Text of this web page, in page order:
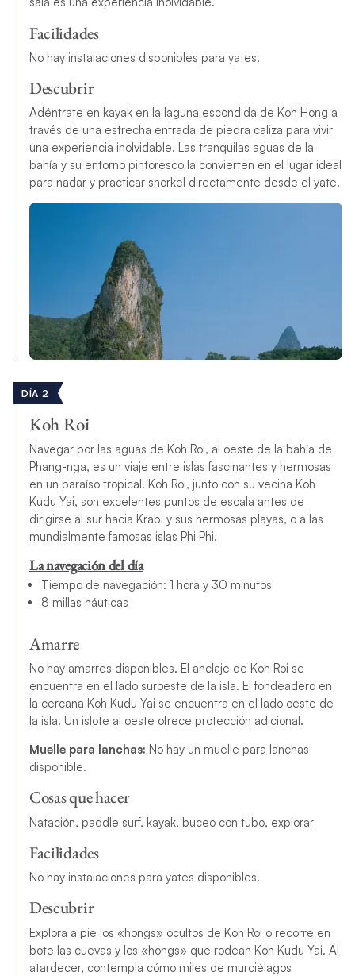
Facilidades
No hay instalaciones disponibles para yates.
Descubrir
Adéntrate en kayak en la laguna escondida de Koh Hong a
través de una estrecha entrada de piedra caliza para vivir
una experiencia inolvidable. Las tranquilas aguas de la
bahía y su entorno pintoresco la convierten en el lugar ideal
para nadar y practicar snorkel directamente desde el yate.
DÍA 2
Koh Roi
Navegar por las aguas de Koh Roi, al oeste de la bahía de
Phang-nga, es un viaje entre islas fascinantes y hermosas
en un paraíso tropical. Koh Roi, junto con su vecina Koh
Kudu Yai, son excelentes puntos de escala antes de
dirigirse al sur hacia Krabi y sus hermosas playas, o a las
mundialmente famosas islas Phi Phi.
La navegación del día
Tiempo de navegación: 1 hora y 30 minutos
8 millas náuticas
Amarre
No hay amarres disponibles. El anclaje de Koh Roi se
encuentra en el lado suroeste de la isla. El fondeadero en
la cercana Koh Kudu Yai se encuentra en el lado oeste de
la isla. Un islote al oeste ofrece protección adicional.
Muelle para lanchas: No hay un muelle para lanchas
disponible.
Cosas que hacer
Natación, paddle surf, kayak, buceo con tubo, explorar
Facilidades
No hay instalaciones para yates disponibles.
Descubrir
Explora a pie los «hongs» ocultos de Koh Roi o recorre en
bote las cuevas y los «hongs» que rodean Koh Kudu Yai. Al
atardecer, contempla cómo miles de murciélagos